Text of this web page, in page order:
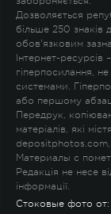
Дозволяється
більше 250 знаків
обов'язковим
Інтернет-
гіперпосилання,
системами.
або першому
Передрук,
матеріалів, які
depositphotos.com,
Материалы с
Редакція не несе
інформації.
Стоковые фото от: